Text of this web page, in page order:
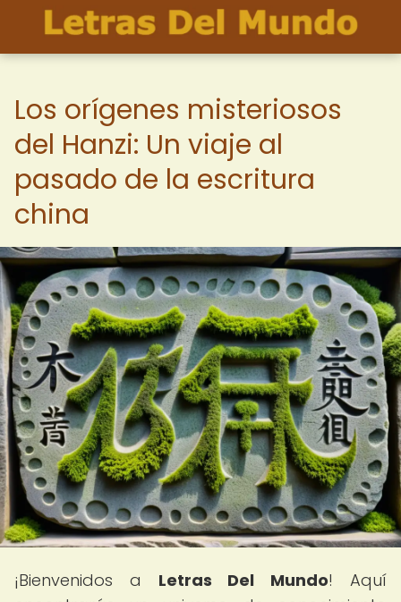
Los orígenes misteriosos
del Hanzi: Un viaje al
pasado de la escritura
china
¡Bienvenidos a Letras Del Mundo! Aquí